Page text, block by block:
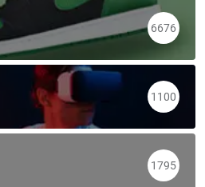
6676
1100
1795